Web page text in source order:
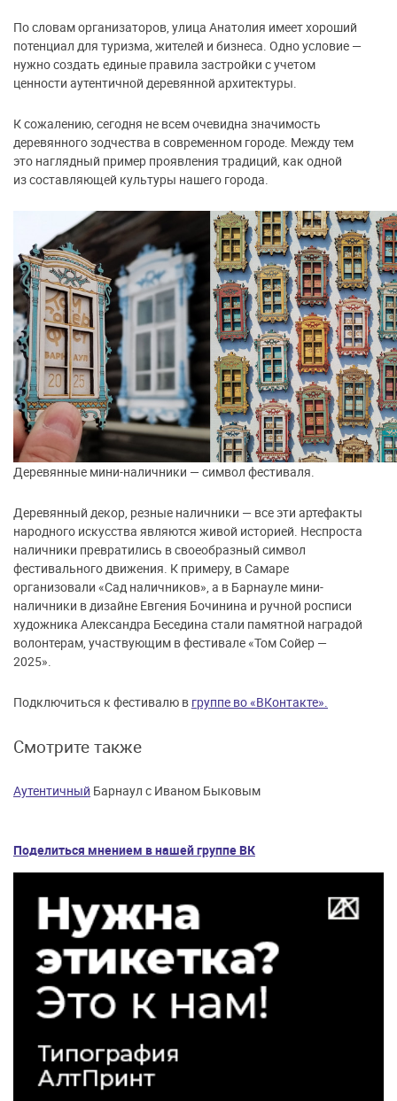
По словам организаторов, улица Анатолия имеет хороший
потенциал для туризма, жителей и бизнеса. Одно условие —
нужно создать единые правила застройки с учетом
ценности аутентичной деревянной архитектуры.
К сожалению, сегодня не всем очевидна значимость
деревянного зодчества в современном городе. Между тем
это наглядный пример проявления традиций, как одной
из составляющей культуры нашего города.
Деревянные мини-наличники — символ фестиваля.
Деревянный декор, резные наличники — все эти артефакты
народного искусства являются живой историей. Неспроста
наличники превратились в своеобразный символ
фестивального движения. К примеру, в Самаре
организовали «Сад наличников», а в Барнауле мини-
наличники в дизайне Евгения Бочинина и ручной росписи
художника Александра Беседина стали памятной наградой
волонтерам, участвующим в фестивале «Том Сойер —
2025».
Подключиться к фестивалю в группе во «ВКонтакте».
Смотрите также
Аутентичный Барнаул с Иваном Быковым
Поделиться мнением в нашей группе ВК